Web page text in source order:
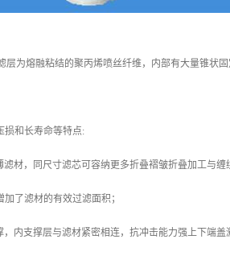
为熔融粘结的聚丙烯喷丝纤维，内部有大量锥状
损和长寿命等特点:
材，同尺寸滤芯可容纳更多折叠褶皱折叠加工与
了滤材的有效过滤面积；
内支撑层与滤材紧密相连，抗冲击能力强上下端